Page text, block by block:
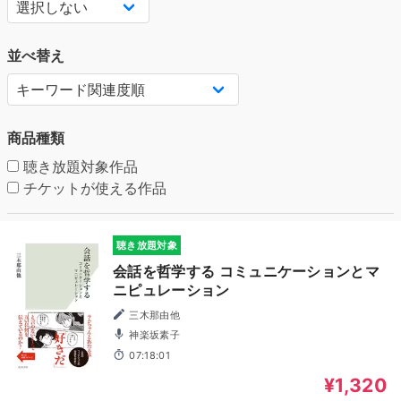
並べ替え
商品種類
聴き放題対象作品
チケットが使える作品
聴き放題対象
会話を哲学する コミュニケーションとマ
ニピュレーション
三木那由他
神楽坂素子
07:18:01
¥1,320